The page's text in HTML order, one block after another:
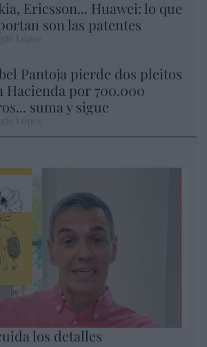
Ericsson... Huawei: lo que
son las patentes
Pantoja pierde dos pleitos
Hacienda por 700.000
suma y sigue
los detalles